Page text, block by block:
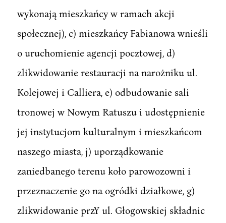
wykonają mieszkańcy w ramach akcji
społecznej), c) mieszkańcy Fabianowa wnieśli
o uruchomienie agencji pocztowej, d)
zlikwidowanie restauracji na narożniku ul.
Kolejowej i Calliera, e) odbudowanie sali
tronowej w Nowym Ratuszu i udostępnienie
jej instytucjom kulturalnym i mieszkańcom
naszego miasta, j) uporządkowanie
zaniedbanego terenu koło parowozowni i
przeznaczenie go na ogródki działkowe, g)
zlikwidowanie przY ul. Głogowskiej składnic